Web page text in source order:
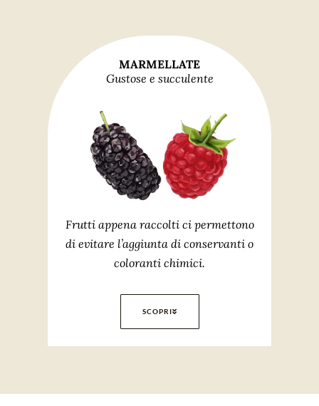
MARMELLATE
Gustose e succulente
Frutti appena raccolti ci permettono
di evitare l’aggiunta di conservanti o
coloranti chimici.
SCOPRI